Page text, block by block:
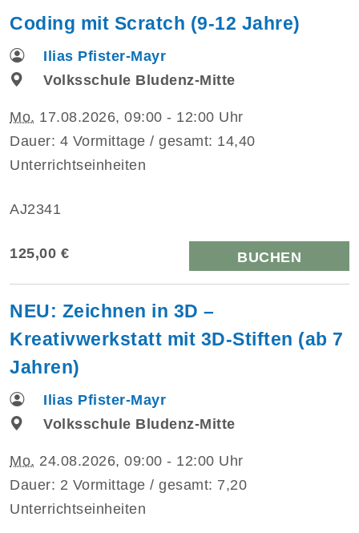
Coding mit Scratch (9-12 Jahre)
Ilias Pfister-Mayr
Volksschule Bludenz-Mitte
Mo. 17.08.2026, 09:00 - 12:00 Uhr
Dauer: 4 Vormittage / gesamt: 14,40
Unterrichtseinheiten
AJ2341
125,00 € BUCHEN
NEU: Zeichnen in 3D –
Kreativwerkstatt mit 3D-Stiften (ab 7
Jahren)
Ilias Pfister-Mayr
Volksschule Bludenz-Mitte
Mo. 24.08.2026, 09:00 - 12:00 Uhr
Dauer: 2 Vormittage / gesamt: 7,20
Unterrichtseinheiten